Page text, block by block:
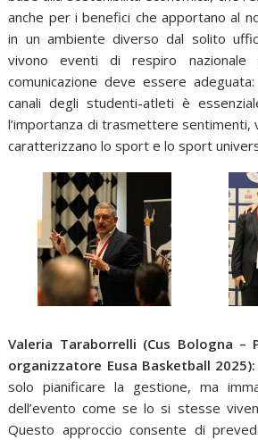
anche per i benefici che apportano al
in un ambiente diverso dal solito
vivono eventi di respiro nazionale
comunicazione deve essere
canali degli studenti-atleti è
l’importanza di trasmettere sentimenti,
caratterizzano lo sport e lo sport
Valeria Taraborrelli (Cus Bologna –
organizzatore Eusa Basketball 2025):
solo pianificare la gestione, ma
dell’evento come se lo si stesse
Questo approccio consente di